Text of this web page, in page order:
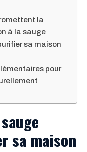
la
à la sauge
sa maison
pour
sa maison